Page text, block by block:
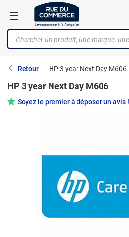
Retour HP 3 year Next Day M606
HP 3 year Next Day M606
Soyez le premier à déposer un avis !